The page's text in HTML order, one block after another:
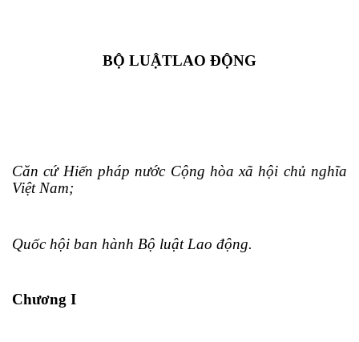
BỘ LUẬTLAO ĐỘNG
Căn cứ Hiến pháp nước Cộng hòa xã hội chủ nghĩa
Việt Nam;
Quốc hội ban hành Bộ luật Lao động.
Chương I